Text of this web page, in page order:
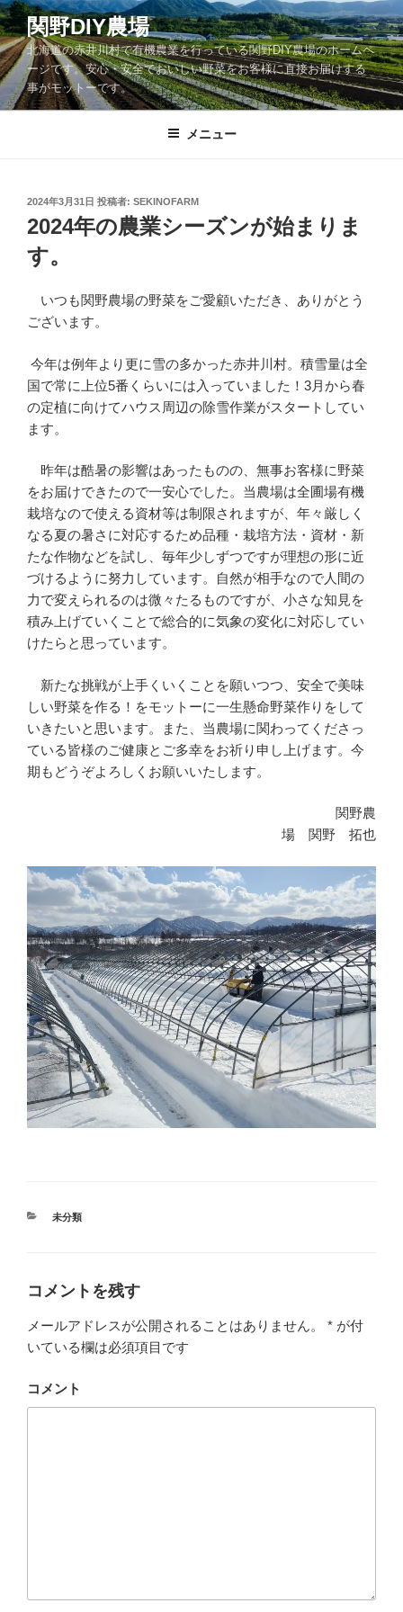
コ
ン
テ
ン
ツ
関野DIY農場
北海道の赤井川村で有機農業を行っている関野DIY農場のホームペ
ージです。安心・安全でおいしい野菜をお客様に直接お届けする
事がモットーです。
メニュー
投
稿
日:
2024年3月31日 投稿者: SEKINOFARM
2024年の農業シーズンが始まりま
す。
いつも関野農場の野菜をご愛顧いただき、ありがとう
ございます。
今年は例年より更に雪の多かった赤井川村。積雪量は全
国で常に上位5番くらいには入っていました！3月から春
の定植に向けてハウス周辺の除雪作業がスタートしてい
ます。
昨年は酷暑の影響はあったものの、無事お客様に野菜
をお届けできたので一安心でした。当農場は全圃場有機
栽培なので使える資材等は制限されますが、年々厳しく
なる夏の暑さに対応するため品種・栽培方法・資材・新
たな作物などを試し、毎年少しずつですが理想の形に近
づけるように努力しています。自然が相手なので人間の
力で変えられるのは微々たるものですが、小さな知見を
積み上げていくことで総合的に気象の変化に対応してい
けたらと思っています。
新たな挑戦が上手くいくことを願いつつ、安全で美味
しい野菜を作る！をモットーに一生懸命野菜作りをして
いきたいと思います。また、当農場に関わってくださっ
ている皆様のご健康とご多幸をお祈り申し上げます。今
期もどうぞよろしくお願いいたします。
関野農
場 関野 拓也
カ
ー
未分類
コメントを残す
メールアドレスが公開されることはありません。 * が付
いている欄は必須項目です
コメント